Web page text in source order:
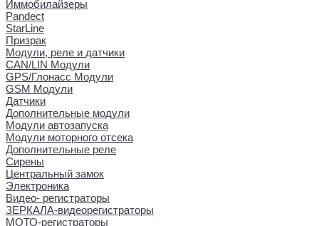
Иммобилайзеры
Pandect
StarLine
Призрак
Модули, реле и датчики
CAN/LIN Модули
GPS/Глонасс Модули
GSM Модули
Датчики
Дополнительные модули
Модули автозапуска
Модули моторного отсека
Дополнительные реле
Сирены
Центральный замок
Электроника
Видео- регистраторы
ЗЕРКАЛА-видеорегистраторы
МОТО-регистраторы